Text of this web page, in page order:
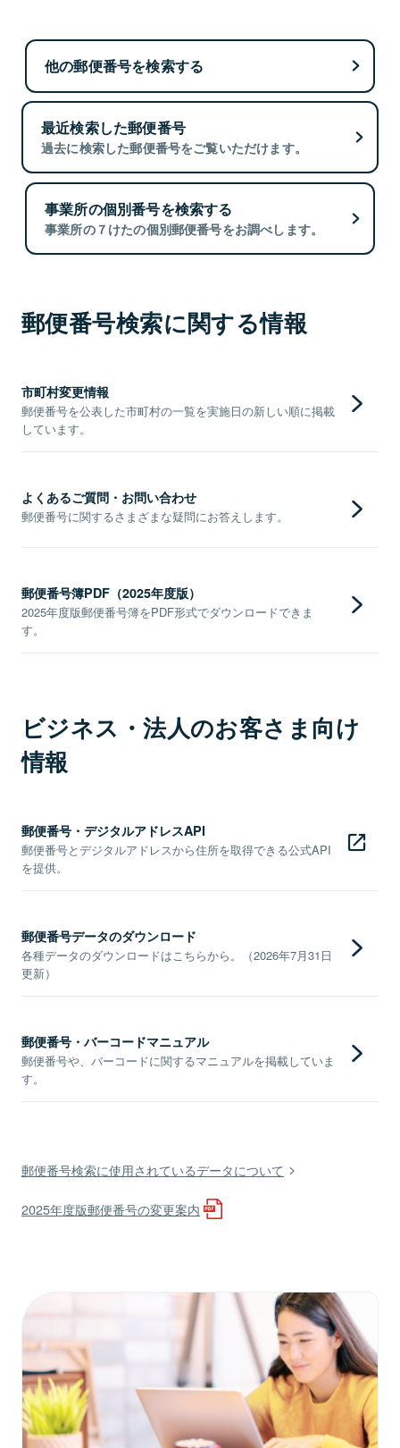
他の郵便番号を検索する
最近検索した郵便番号
過去に検索した郵便番号をご覧いただけます。
事業所の個別番号を検索する
事業所の７けたの個別郵便番号をお調べします。
郵便番号検索に関する情報
市町村変更情報
郵便番号を公表した市町村の一覧を実施日の新しい順に掲載
しています。
よくあるご質問・お問い合わせ
郵便番号に関するさまざまな疑問にお答えします。
郵便番号簿PDF（2025年度版）
2025年度版郵便番号簿をPDF形式でダウンロードできま
す。
ビジネス・法人のお客さま向け
情報
郵便番号・デジタルアドレスAPI
郵便番号とデジタルアドレスから住所を取得できる公式API
を提供。
郵便番号データのダウンロード
各種データのダウンロードはこちらから。（2026年7月31日
更新）
郵便番号・バーコードマニュアル
郵便番号や、バーコードに関するマニュアルを掲載していま
す。
郵便番号検索に使用されているデータについて
2025年度版郵便番号の変更案内